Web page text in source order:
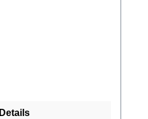
Details